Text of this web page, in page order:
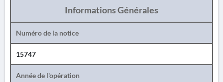
Informations Générales
Numéro de la notice
15747
Année de l'opération